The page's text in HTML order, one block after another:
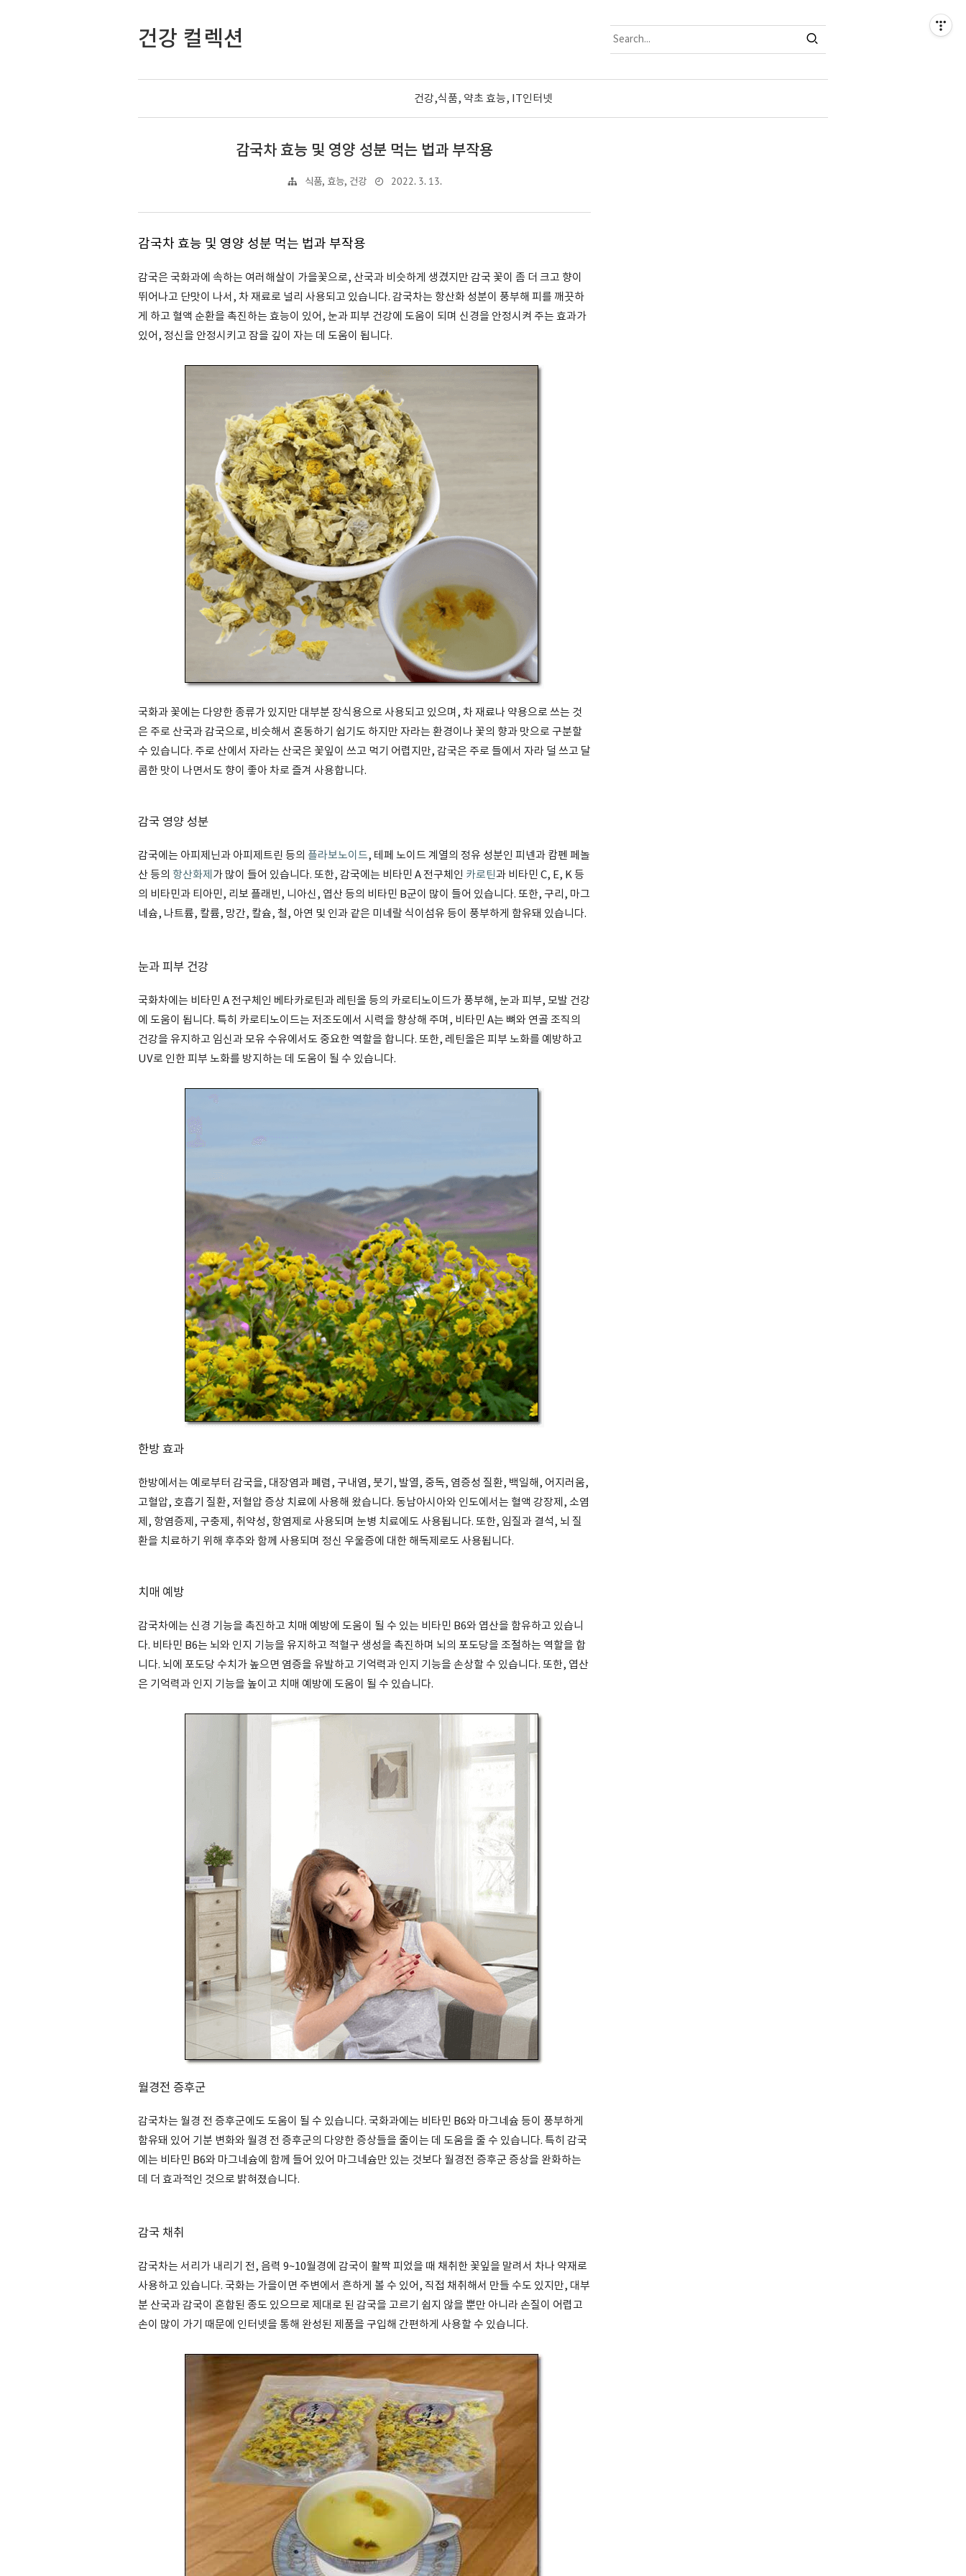
건강 컬렉션
건강,식품, 약초 효능, IT인터넷
감국차 효능 및 영양 성분 먹는 법과 부작용
식품, 효능, 건강 2022. 3. 13.
감국차 효능 및 영양 성분 먹는 법과 부작용
감국은 국화과에 속하는 여러해살이 가을꽃으로, 산국과 비슷하게 생겼지만 감국 꽃이 좀 더 크고 향이
뛰어나고 단맛이 나서, 차 재료로 널리 사용되고 있습니다. 감국차는 항산화 성분이 풍부해 피를 깨끗하
게 하고 혈액 순환을 촉진하는 효능이 있어, 눈과 피부 건강에 도움이 되며 신경을 안정시켜 주는 효과가
있어, 정신을 안정시키고 잠을 깊이 자는 데 도움이 됩니다.
국화과 꽃에는 다양한 종류가 있지만 대부분 장식용으로 사용되고 있으며, 차 재료나 약용으로 쓰는 것
은 주로 산국과 감국으로, 비슷해서 혼동하기 쉽기도 하지만 자라는 환경이나 꽃의 향과 맛으로 구분할
수 있습니다. 주로 산에서 자라는 산국은 꽃잎이 쓰고 먹기 어렵지만, 감국은 주로 들에서 자라 덜 쓰고 달
콤한 맛이 나면서도 향이 좋아 차로 즐겨 사용합니다.
감국 영양 성분
감국에는 아피제닌과 아피제트린 등의 플라보노이드, 테페 노이드 계열의 정유 성분인 피넨과 캄펜 페놀
산 등의 항산화제 가 많이 들어 있습니다. 또한, 감국에는 비타민 A 전구체인 카로틴과 비타민 C, E, K 등
의 비타민과 티아민, 리보 플래빈, 니아신, 엽산 등의 비타민 B군이 많이 들어 있습니다. 또한, 구리, 마그
네슘, 나트륨, 칼륨, 망간, 칼슘, 철, 아연 및 인과 같은 미네랄 식이섬유 등이 풍부하게 함유돼 있습니다.
눈과 피부 건강
국화차에는 비타민 A 전구체인 베타카로틴과 레틴올 등의 카로티노이드가 풍부해, 눈과 피부, 모발 건강
에 도움이 됩니다. 특히 카로티노이드는 저조도에서 시력을 향상해 주며, 비타민 A는 뼈와 연골 조직의
건강을 유지하고 임신과 모유 수유에서도 중요한 역할을 합니다. 또한, 레틴올은 피부 노화를 예방하고
UV로 인한 피부 노화를 방지하는 데 도움이 될 수 있습니다.
한방 효과
한방에서는 예로부터 감국을, 대장염과 폐렴, 구내염, 붓기, 발열, 중독, 염증성 질환, 백일해, 어지러움,
고혈압, 호흡기 질환, 저혈압 증상 치료에 사용해 왔습니다. 동남아시아와 인도에서는 혈액 강장제, 소염
제, 항염증제, 구충제, 취약성, 항염제로 사용되며 눈병 치료에도 사용됩니다. 또한, 임질과 결석, 뇌 질
환을 치료하기 위해 후추와 함께 사용되며 정신 우울증에 대한 해독제로도 사용됩니다.
치매 예방
감국차에는 신경 기능을 촉진하고 치매 예방에 도움이 될 수 있는 비타민 B6와 엽산을 함유하고 있습니
다. 비타민 B6는 뇌와 인지 기능을 유지하고 적혈구 생성을 촉진하며 뇌의 포도당을 조절하는 역할을 합
니다. 뇌에 포도당 수치가 높으면 염증을 유발하고 기억력과 인지 기능을 손상할 수 있습니다. 또한, 엽산
은 기억력과 인지 기능을 높이고 치매 예방에 도움이 될 수 있습니다.
월경전 증후군
감국차는 월경 전 증후군에도 도움이 될 수 있습니다. 국화과에는 비타민 B6와 마그네슘 등이 풍부하게
함유돼 있어 기분 변화와 월경 전 증후군의 다양한 증상들을 줄이는 데 도움을 줄 수 있습니다. 특히 감국
에는 비타민 B6와 마그네슘에 함께 들어 있어 마그네슘만 있는 것보다 월경전 증후군 증상을 완화하는
데 더 효과적인 것으로 밝혀졌습니다.
감국 채취
감국차는 서리가 내리기 전, 음력 9~10월경에 감국이 활짝 피었을 때 채취한 꽃잎을 말려서 차나 약재로
사용하고 있습니다. 국화는 가을이면 주변에서 흔하게 볼 수 있어, 직접 채취해서 만들 수도 있지만, 대부
분 산국과 감국이 혼합된 종도 있으므로 제대로 된 감국을 고르기 쉽지 않을 뿐만 아니라 손질이 어렵고
손이 많이 가기 때문에 인터넷을 통해 완성된 제품을 구입해 간편하게 사용할 수 있습니다.